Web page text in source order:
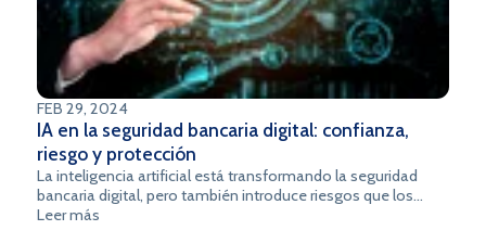
FEB 29, 2024
IA en la seguridad bancaria digital: confianza,
riesgo y protección
La inteligencia artificial está transformando la seguridad
bancaria digital, pero también introduce riesgos que los
equipos de tecnología y cumplimiento deben gestionar
Leer más